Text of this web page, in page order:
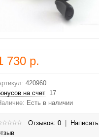
730 р.
420960
на счет 17
Есть в наличии
Отзывов: 0
Написать